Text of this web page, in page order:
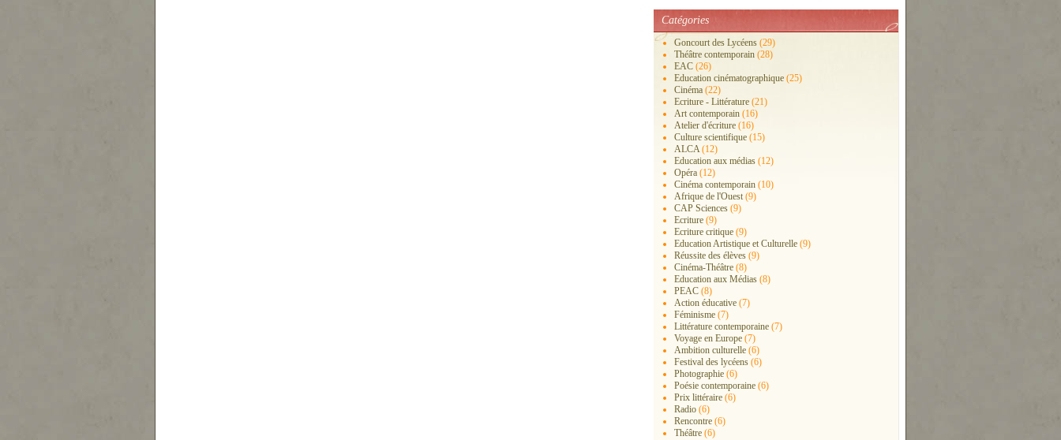
Catégories
Goncourt des Lycéens (29)
Théâtre contemporain (28)
EAC (26)
Education cinématographique (25)
Cinéma (22)
Ecriture - Littérature (21)
Art contemporain (16)
Atelier d'écriture (16)
Culture scientifique (15)
ALCA(12)
Education aux médias (12)
Opéra (12)
Cinéma contemporain (10)
Afrique de l'Ouest (9)
CAP Sciences (9)
Ecriture (9)
Ecriture critique (9)
Education Artistique et Culturelle (9)
Réussite des élèves (9)
Cinéma-Théâtre (8)
Education aux Médias (8)
PEAC (8)
Action éducative (7)
Féminisme (7)
Littérature contemporaine (7)
Voyage en Europe (7)
Ambition culturelle (6)
Festival des lycéens (6)
Photographie (6)
Poésie contemporaine (6)
Prix littéraire (6)
Radio (6)
Rencontre (6)
Théâtre (6)